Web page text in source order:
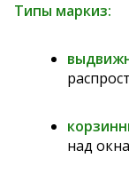
Типы маркиз:
над